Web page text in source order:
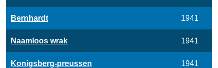
Bernhardt 1941
Naamloos wrak 1941
Konigsberg-preussen 1941